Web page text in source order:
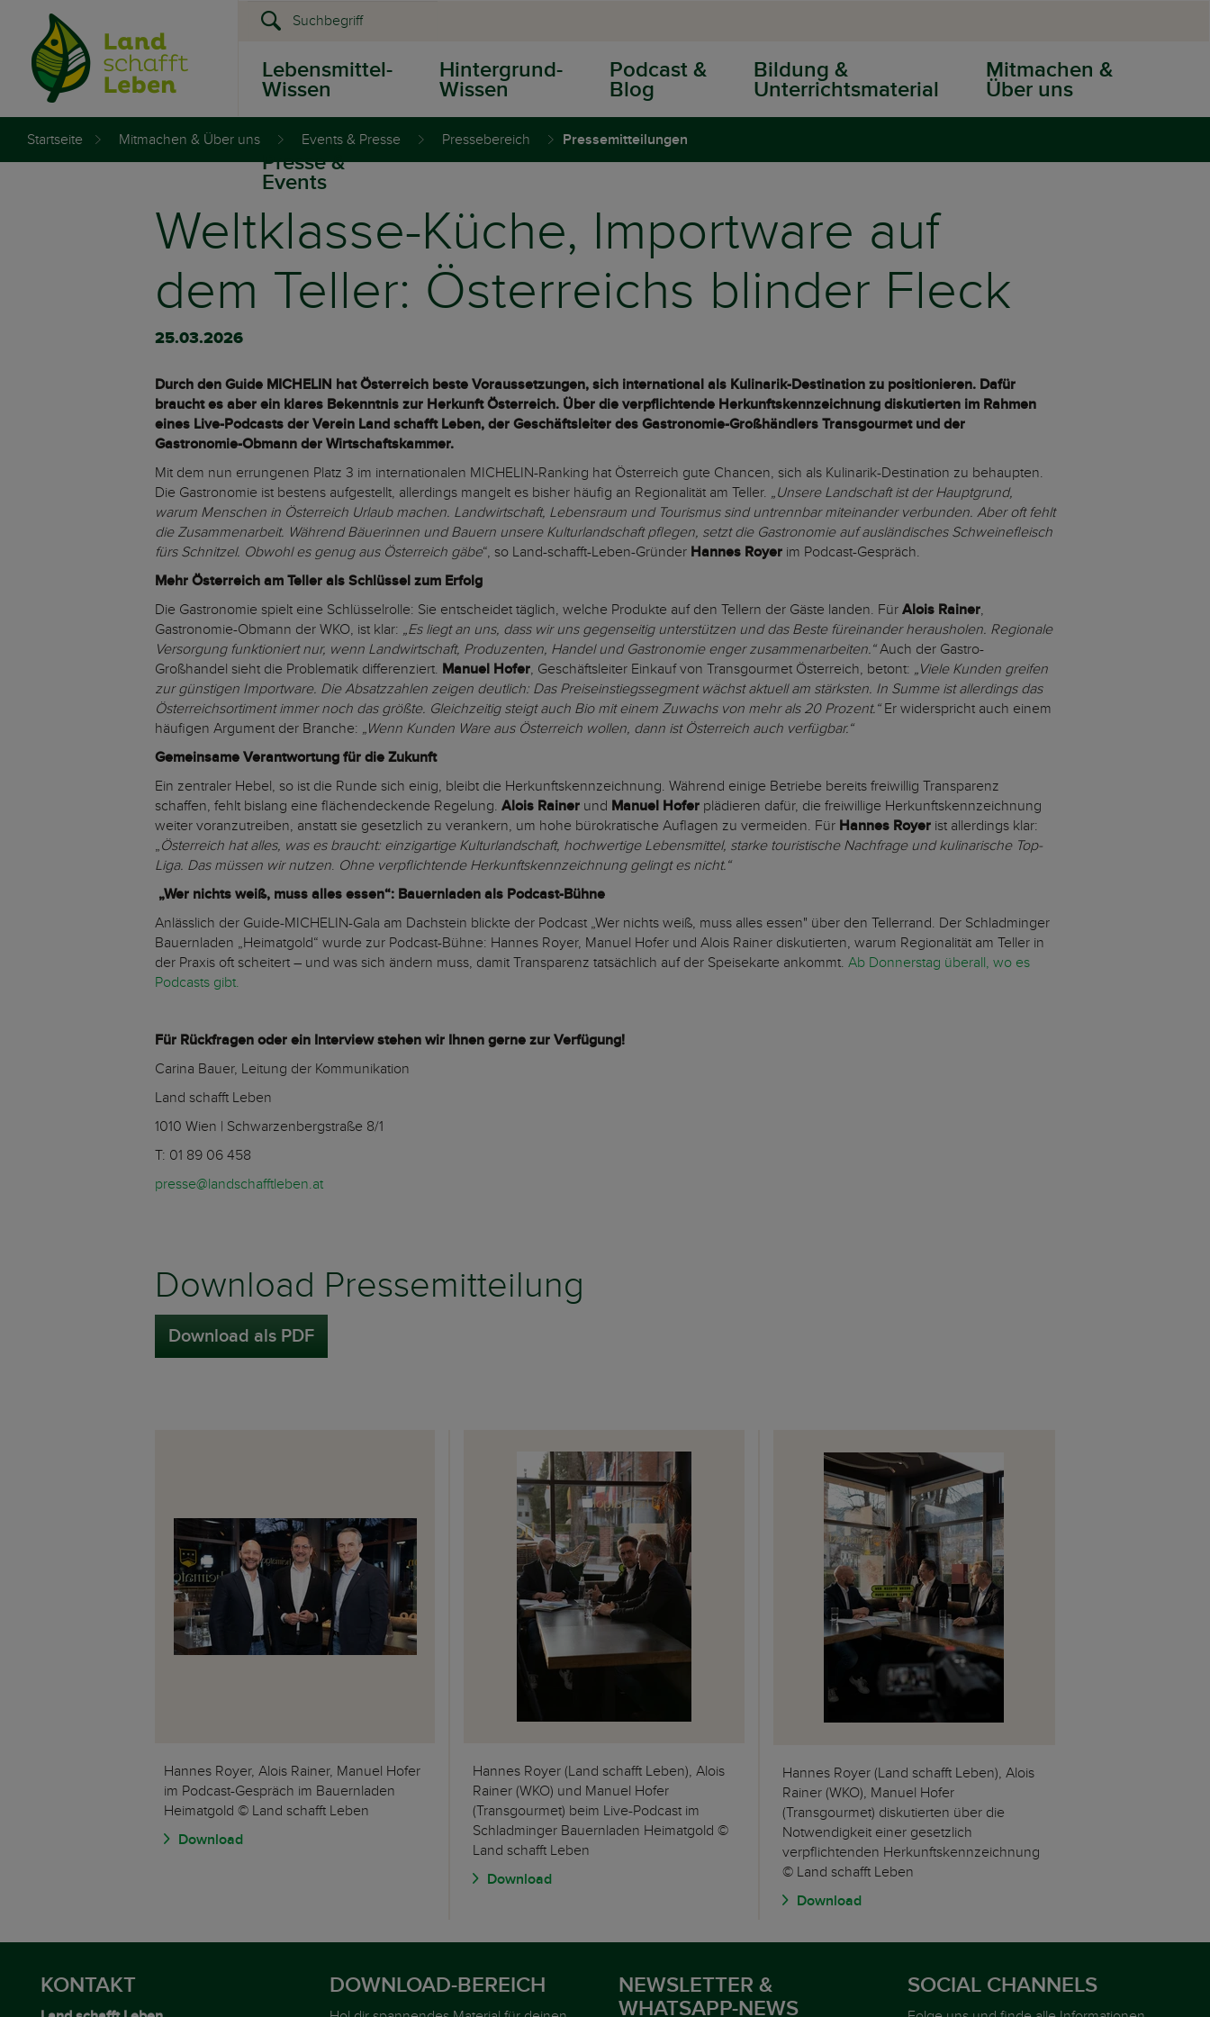
Lebensmittel-
Wissen
Hintergrund-
Wissen
Podcast &
Blog
Bildung &
Unterrichtsmaterial
Mitmachen &
Über uns
Presse &
Events
Startseite Mitmachen & Über uns Events & Presse Pressebereich Pressemitteilungen
Weltklasse-Küche, Importware auf
dem Teller: Österreichs blinder Fleck
25.03.2026
Durch den Guide MICHELIN hat Österreich beste Voraussetzungen, sich international als Kulinarik-Destination zu positionieren. Dafür
braucht es aber ein klares Bekenntnis zur Herkunft Österreich. Über die verpflichtende Herkunftskennzeichnung diskutierten im Rahmen
eines Live-Podcasts der Verein Land schafft Leben, der Geschäftsleiter des Gastronomie-Großhändlers Transgourmet und der
Gastronomie-Obmann der Wirtschaftskammer.
Mit dem nun errungenen Platz 3 im internationalen MICHELIN-Ranking hat Österreich gute Chancen, sich als Kulinarik-Destination zu behaupten.
Die Gastronomie ist bestens aufgestellt, allerdings mangelt es bisher häufig an Regionalität am Teller. „Unsere Landschaft ist der Hauptgrund,
warum Menschen in Österreich Urlaub machen. Landwirtschaft, Lebensraum und Tourismus sind untrennbar miteinander verbunden. Aber oft fehlt
die Zusammenarbeit. Während Bäuerinnen und Bauern unsere Kulturlandschaft pflegen, setzt die Gastronomie auf ausländisches Schweinefleisch
fürs Schnitzel. Obwohl es genug aus Österreich gäbe“, so Land-schafft-Leben-Gründer Hannes Royer im Podcast-Gespräch.
Mehr Österreich am Teller als Schlüssel zum Erfolg
Die Gastronomie spielt eine Schlüsselrolle: Sie entscheidet täglich, welche Produkte auf den Tellern der Gäste landen. Für Alois Rainer,
Gastronomie-Obmann der WKO, ist klar: „Es liegt an uns, dass wir uns gegenseitig unterstützen und das Beste füreinander herausholen. Regionale
Versorgung funktioniert nur, wenn Landwirtschaft, Produzenten, Handel und Gastronomie enger zusammenarbeiten.“ Auch der Gastro-
Großhandel sieht die Problematik differenziert. Manuel Hofer, Geschäftsleiter Einkauf von Transgourmet Österreich, betont: „Viele Kunden greifen
zur günstigen Importware. Die Absatzzahlen zeigen deutlich: Das Preiseinstiegssegment wächst aktuell am stärksten. In Summe ist allerdings das
Österreichsortiment immer noch das größte. Gleichzeitig steigt auch Bio mit einem Zuwachs von mehr als 20 Prozent.“ Er widerspricht auch einem
häufigen Argument der Branche: „Wenn Kunden Ware aus Österreich wollen, dann ist Österreich auch verfügbar.“
Gemeinsame Verantwortung für die Zukunft
Ein zentraler Hebel, so ist die Runde sich einig, bleibt die Herkunftskennzeichnung. Während einige Betriebe bereits freiwillig Transparenz
schaffen, fehlt bislang eine flächendeckende Regelung. Alois Rainer und Manuel Hofer plädieren dafür, die freiwillige Herkunftskennzeichnung
weiter voranzutreiben, anstatt sie gesetzlich zu verankern, um hohe bürokratische Auflagen zu vermeiden. Für Hannes Royer ist allerdings klar:
„Österreich hat alles, was es braucht: einzigartige Kulturlandschaft, hochwertige Lebensmittel, starke touristische Nachfrage und kulinarische Top-
Liga. Das müssen wir nutzen. Ohne verpflichtende Herkunftskennzeichnung gelingt es nicht.“
„Wer nichts weiß, muss alles essen“: Bauernladen als Podcast-Bühne
Anlässlich der Guide-MICHELIN-Gala am Dachstein blickte der Podcast „Wer nichts weiß, muss alles essen" über den Tellerrand. Der Schladminger
Bauernladen „Heimatgold“ wurde zur Podcast-Bühne: Hannes Royer, Manuel Hofer und Alois Rainer diskutierten, warum Regionalität am Teller in
der Praxis oft scheitert – und was sich ändern muss, damit Transparenz tatsächlich auf der Speisekarte ankommt. Ab Donnerstag überall, wo es
Podcasts gibt.
Für Rückfragen oder ein Interview stehen wir Ihnen gerne zur Verfügung!
Carina Bauer, Leitung der Kommunikation
Land schafft Leben
1010 Wien | Schwarzenbergstraße 8/1
T: 01 89 06 458
presse@landschafftleben.at
Download Pressemitteilung
Download als PDF
Hannes Royer, Alois Rainer, Manuel Hofer
im Podcast-Gespräch im Bauernladen
Heimatgold © Land schafft Leben
Download
Hannes Royer (Land schafft Leben), Alois
Rainer (WKO) und Manuel Hofer
(Transgourmet) beim Live-Podcast im
Schladminger Bauernladen Heimatgold ©
Land schafft Leben
Download
Hannes Royer (Land schafft Leben), Alois
Rainer (WKO), Manuel Hofer
(Transgourmet) diskutierten über die
Notwendigkeit einer gesetzlich
verpflichtenden Herkunftskennzeichnung
© Land schafft Leben
Download
KONTAKT DOWNLOAD-BEREICH
NEWSLETTER &
WHATSAPP-NEWS
SOCIAL CHANNELS